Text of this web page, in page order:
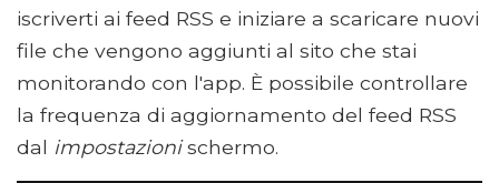
iscriverti ai feed RSS e iniziare a scaricare nuovi
file che vengono aggiunti al sito che stai
monitorando con l'app. È possibile controllare
la frequenza di aggiornamento del feed RSS
dal impostazionischermo.